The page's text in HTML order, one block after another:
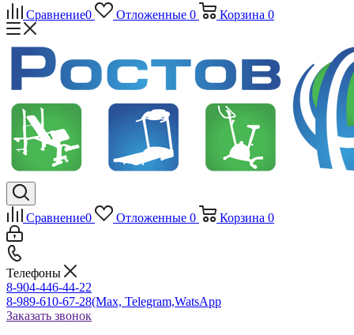
Сравнение0 Отложенные 0 Корзина 0
Сравнение0 Отложенные 0 Корзина 0
Телефоны
8-904-446-44-22
8-989-610-67-28(Max, Telegram,WatsApp
Заказать звонок